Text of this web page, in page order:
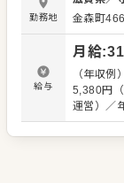
いうのも
はこうし
ないよう
に努めて
です。 またスタッフの前職も様々で、飲食業界はもちろ
ん、元劇
面白い」
て、お客
勤務地
金森町466
給与
月給:
（年収
5,380円
運営）／
当） シニ
（月給35
／年収